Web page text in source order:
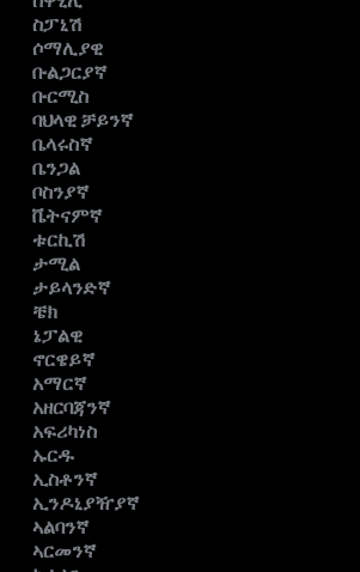
ስፓኒሽ
ሶማሊያዊ
ቡልጋርያኛ
ቡርሚስ
ባህላዊ ቻይንኛ
ቤላሩስኛ
ቤንጋል
ቦስንያኛ
ቬትናምኛ
ቱርኪሽ
ታሚል
ታይላንድኛ
ቼክ
ኔፓልዊ
ኖርዌይኛ
አማርኛ
አዘርባጃንኛ
አፍሪካነስ
ኡርዱ
ኢስቶንኛ
ኢንዶኒያዥያኛ
ኣልባንኛ
ኣርመንኛ